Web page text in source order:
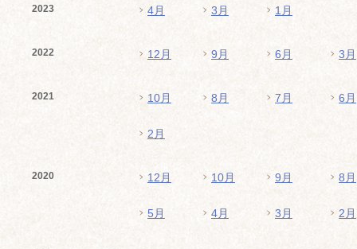
2023 4月 3月 1月
2022 12月 9月 6月 3月
2021 10月 8月 7月 6月
2月
2020 12月 10月 9月 8月
5月 4月 3月 2月